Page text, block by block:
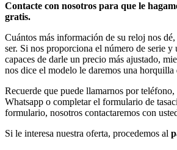
Contacte con nosotros para que le
gratis.
Cuántos más información de su reloj nos
ser. Si nos proporciona el número de serie y
capaces de darle un precio más ajustado,
nos dice el modelo le daremos una horquilla
Recuerde que puede llamarnos por
Whatsapp o completar el formulario de
formulario, nosotros contactaremos con
Si le interesa nuestra oferta, procedemos al